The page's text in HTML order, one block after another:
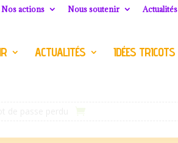
Nos actions Nous soutenir Actualités
ACTUALITÉS IDÉES TRICOTS